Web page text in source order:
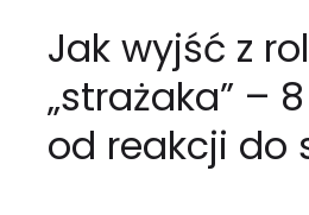
Jak wyjść z
„strażaka” –
od reakcji do